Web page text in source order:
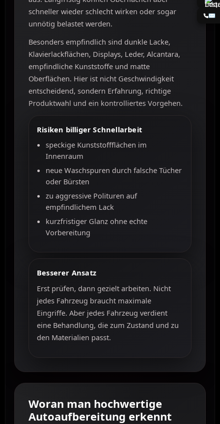
✉️
schneller wieder schlecht wirken oder sogar
unnötig belastet werden.
Besonders empfindlich sind dunkle Lacke,
Klavierlackflächen, Displays, Leder, Alcantara,
empfindliche Kunststoffe und matte
Oberflächen. Hier ist nicht Geschwindigkeit
entscheidend, sondern Erfahrung, richtige
Produktwahl und ein kontrolliertes Vorgehen.
Risiken billiger Schnellarbeit
speckige Kunststoffflächen im
Innenraum
neue Waschspuren durch falsche Tücher
oder Bürsten
zu aggressive Polituren auf
empfindlichem Lack
kurzfristiger Glanz ohne echte
Vorbereitung
Besserer Ansatz
Erst prüfen, dann gezielt arbeiten. Nicht
jedes Fahrzeug braucht maximale
Eingriffe. Aber jedes Fahrzeug verdient
eine Behandlung, die zum Zustand und zu
den Materialien passt.
Woran man hochwertige
Autoaufbereitung erkennt